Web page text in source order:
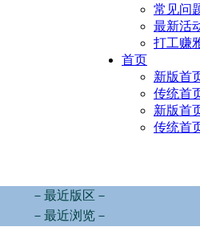
常见问
最新活
打工赚
首页
新版首
传统首
新版首
传统首
－最近版区－
－最近浏览－